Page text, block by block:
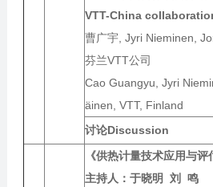
VTT-China
曹广宇, Jyri Nieminen,
芬兰VTT公司
Cao Guangyu, Jyri
äinen, VTT, Finland
讨论Discussion
《供热计量技术应用与
主持人： 于晓明 刘 鸣